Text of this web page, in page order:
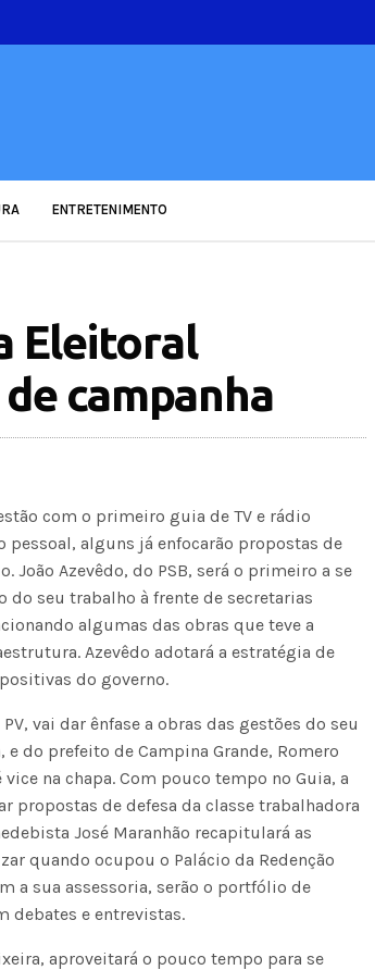
ENTRETENIMENTO
Eleitoral
campanha
com o primeiro guia de TV e rádio
pessoal, alguns já enfocarão propostas de
Azevêdo, do PSB, será o primeiro a se
do seu trabalho à frente de secretarias
algumas das obras que teve a
Azevêdo adotará a estratégia de
do governo.
vai dar ênfase a obras das gestões do seu
do prefeito de Campina Grande, Romero
na chapa. Com pouco tempo no Guia, a
propostas de defesa da classe trabalhadora
José Maranhão recapitulará as
quando ocupou o Palácio da Redenção
sua assessoria, serão o portfólio de
debates e entrevistas.
aproveitará o pouco tempo para se